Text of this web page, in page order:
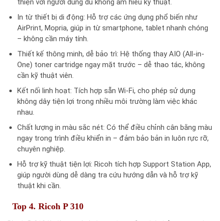
thiện với người dùng dù không am hiểu kỹ thuật.
In từ thiết bị di động: Hỗ trợ các ứng dụng phổ biến như
AirPrint, Mopria, giúp in từ smartphone, tablet nhanh chóng
– không cần máy tính.
Thiết kế thông minh, dễ bảo trì: Hệ thống thay AIO (All-in-
One) toner cartridge ngay mặt trước – dễ thao tác, không
cần kỹ thuật viên.
Kết nối linh hoạt: Tích hợp sẵn Wi-Fi, cho phép sử dụng
không dây tiện lợi trong nhiều môi trường làm việc khác
nhau.
Chất lượng in màu sắc nét: Có thể điều chỉnh cân bằng màu
ngay trong trình điều khiển in – đảm bảo bản in luôn rực rỡ,
chuyên nghiệp.
Hỗ trợ kỹ thuật tiện lợi: Ricoh tích hợp Support Station App,
giúp người dùng dễ dàng tra cứu hướng dẫn và hỗ trợ kỹ
thuật khi cần.
Top 4. Ricoh P 310